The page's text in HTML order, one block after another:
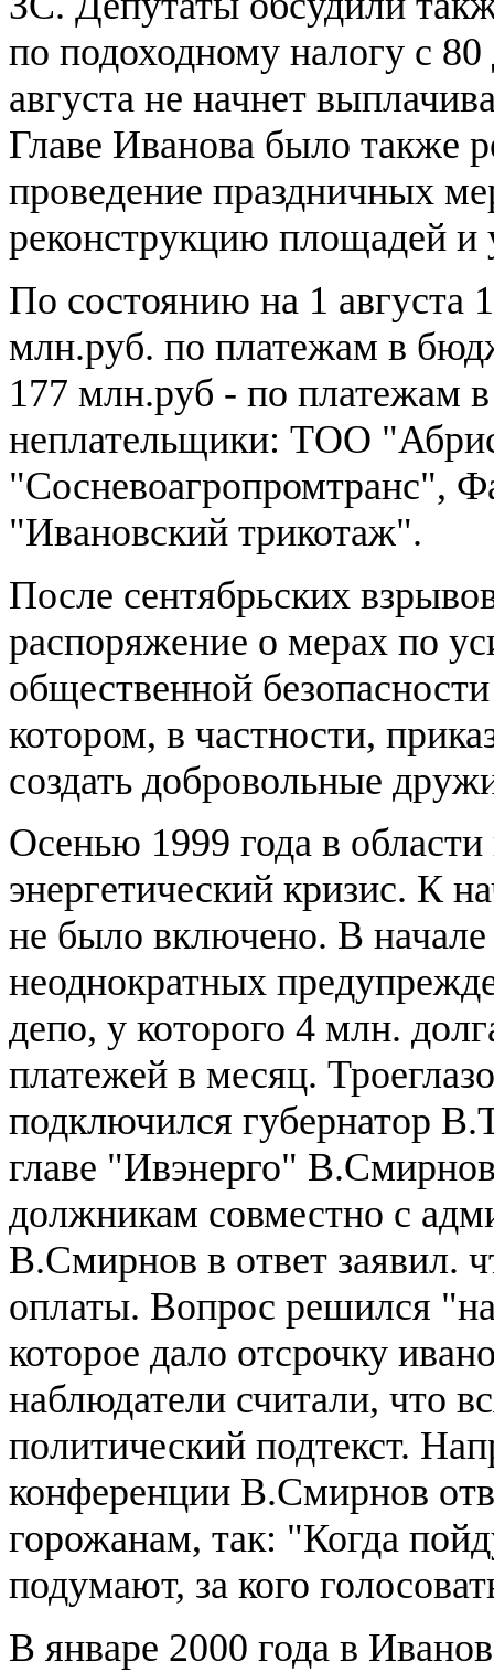
по подоходному налогу с
августа не начнет
Главе Иванова было также
проведение праздничных
реконструкцию площадей и
По состоянию на 1 августа
млн.руб. по платежам в
177 млн.руб - по платежам
неплательщики: ТОО
"Сосневоагропромтранс",
"Ивановский трикотаж".
После сентябрьских
распоряжение о мерах по
общественной
котором, в частности,
создать добровольные
Осенью 1999 года в
энергетический кризис. К
не было включено. В начале
неоднократных
депо, у которого 4 млн.
платежей в месяц.
подключился губернатор
главе "Ивэнерго"
должникам совместно с
В.Смирнов в ответ заявил.
оплаты. Вопрос решился
которое дало отсрочку
наблюдатели считали, что
политический подтекст.
конференции В.Смирнов
горожанам, так: "Когда
подумают, за кого
В январе 2000 года в